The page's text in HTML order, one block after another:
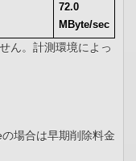
72.0
MByte/sec
ん。計測環境によっ
場合は早期削除料金